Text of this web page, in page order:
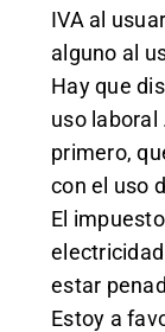
IVA al
alguno al
Hay que
uso
primero,
con el uso
El
electricidad
estar
Estoy a